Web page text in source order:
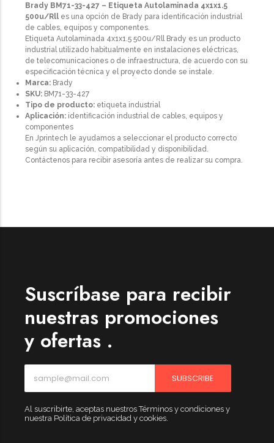
Brady BM71-33-427 – Etiqueta Autolaminada 4x1x1.5
500u/Rll es una opción de Brady para identificación industrial
de cables, equipos y componentes.
Etiqueta Autolaminada 4x1x1.5 500u/Rll Brady es un producto
industrial utilizado habitualmente en instalaciones eléctricas,
de telecomunicaciones o de infraestructura, de acuerdo con su
especificación técnica y el proyecto donde se instale.
Marca: Brady
SKU: BM71-33-427
Tipo de producto: etiqueta industrial
Aplicación: identificación industrial de cables, equipos y
componentes
En Jprintech le ayudamos a seleccionar el producto correcto
según su aplicación, compatibilidad y disponibilidad.
Contáctenos para recibir asesoría antes de realizar su compra.
Suscríbase para recibir
nuestras promociones
y ofertas .
SUBSCRIBE
Al suscribirte, aceptas nuestros Términos y condiciones y
nuestra Política de privacidad y cookies.